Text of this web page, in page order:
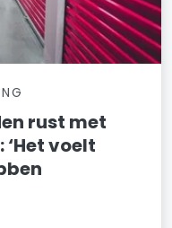
rust met
voelt